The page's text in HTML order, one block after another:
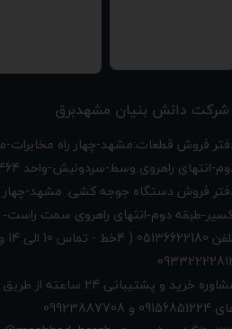
شرکت دانش بنیان مشهدبرق
فروش قطعات:مشهد-چهار راه
انتهای راهروی وسط-سردونبش-واحد 464
فروش دستگاه جوجه کشی: مشهد-چهار
طبقه دوم-انتهای راهروی سمت
مشاوره خرید و
و 09923887708